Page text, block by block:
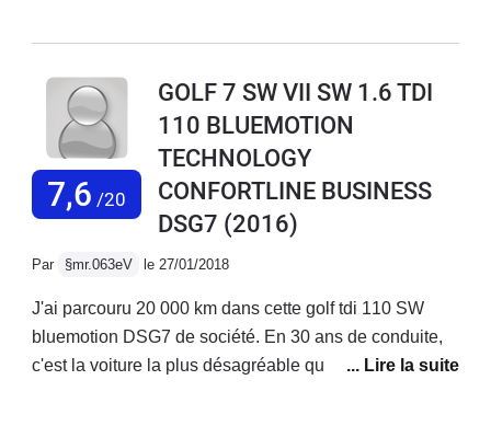
stabilisée.La position de conduite est facile à trouver,
fonctionne correctement et l'audio est de bonne
qualité.Le comportement routier est sans surprise, le tdi
110 est généreux sans être un foudre de guerre, mais
suffisamment de reprise à mon goût.Bon véhicule dans
l'ensemble, homogène.
7,6 /20
GOLF 7 SW VII SW 1.6 TDI
110 BLUEMOTION
TECHNOLOGY
CONFORTLINE BUSINESS
DSG7 (2016)
Par §mr.063eV le 27/01/2018
J'ai parcouru 20 000 km dans cette golf tdi 110 SW
bluemotion DSG7 de société. En 30 ans de conduite,
c'est la voiture la plus désagréable que j'ai conduite :